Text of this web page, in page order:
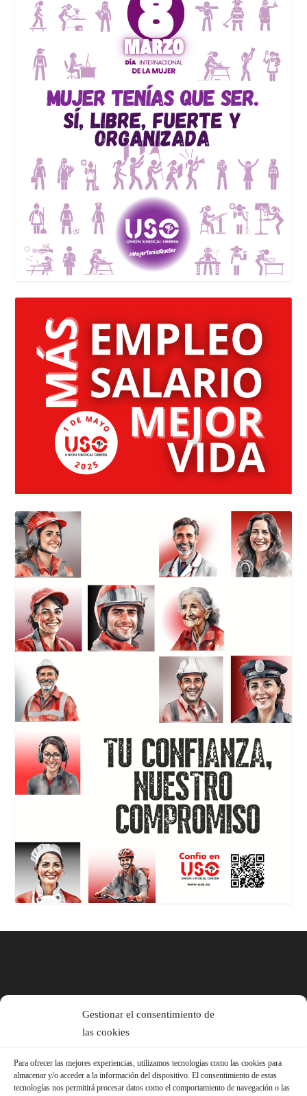
Gestionar el consentimiento de
las cookies
Para ofrecer las mejores experiencias, utilizamos tecnologías como las cookies para
almacenar y/o acceder a la información del dispositivo. El consentimiento de estas
tecnologías nos permitirá procesar datos como el comportamiento de navegación o las